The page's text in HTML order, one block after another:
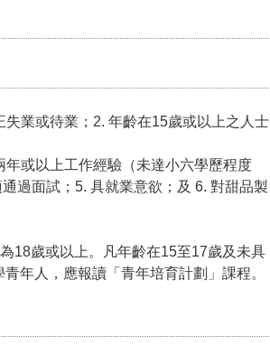
業或待業；2. 年齡在15歲或以上之人士
或以上工作經驗（未達小六學歷程度
過面試；5. 具就業意欲；及 6. 對甜品製
18歲或以上。凡年齡在15至17歲及未具
年人，應報讀「青年培育計劃」課程。